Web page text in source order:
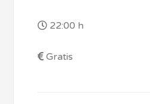
22:00 h
Gratis